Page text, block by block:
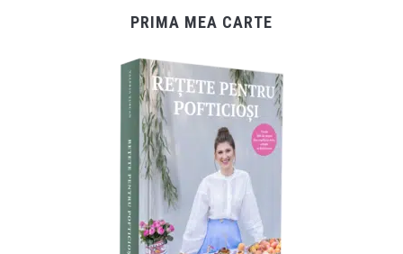
PRIMA MEA CARTE